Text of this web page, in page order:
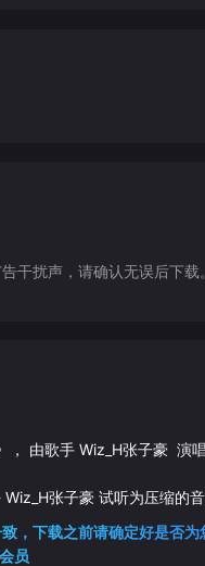
干扰声，请确认无误后
， 由歌手 Wiz_H张子豪 演
Wiz_H张子豪 试听为压缩的
，下载之前请确定好是否
员